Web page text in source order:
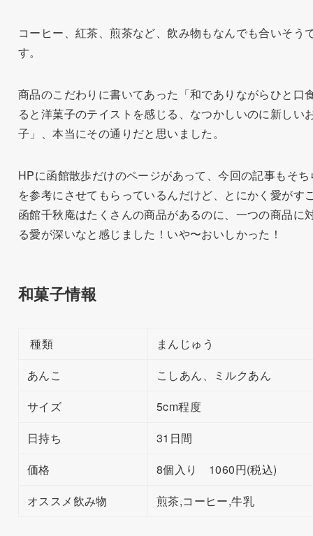
コーヒー、紅茶、煎茶など、飲み物もなんでも合いそう
す。
商品のこだわりに書いてあった「和でありながらひと口
ると洋菓子のテイストを感じる、なつかしいのに新しい
子」、本当にその通りだと思いました。
HPに函館散歩だけのページがあって、今回の記事もそち
を参考にさせてもらっているんだけど、とにかく愛がす
函館千秋庵はたくさんの商品があるのに、一つの商品に
る愛が深いなと感じました！いや〜おいしかった！
和菓子情報
種類
まんじゅう
あんこ
こしあん、ミルクあん
サイズ
5cm程度
日持ち
31日間
価格
8個入り 1060円(税込)
オススメ飲み物
煎茶,コーヒー,牛乳